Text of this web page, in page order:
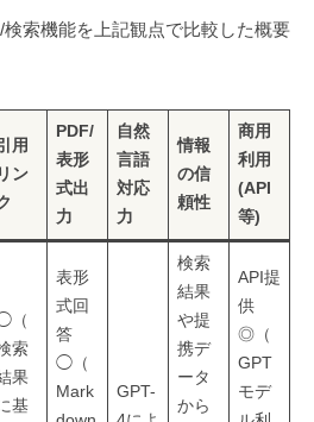
索機能を上記観点で比較した概要
用
リン
PDF/
表形
式出
力
自然
言語
対応
力
情報
の信
頼性
商用
利用
(API
等)
（
索
果
基
表形
式回
答
◯（
Mark
GPT-
検索
結果
や提
携デ
ータ
から
API提
供
◎（
GPT
モデ